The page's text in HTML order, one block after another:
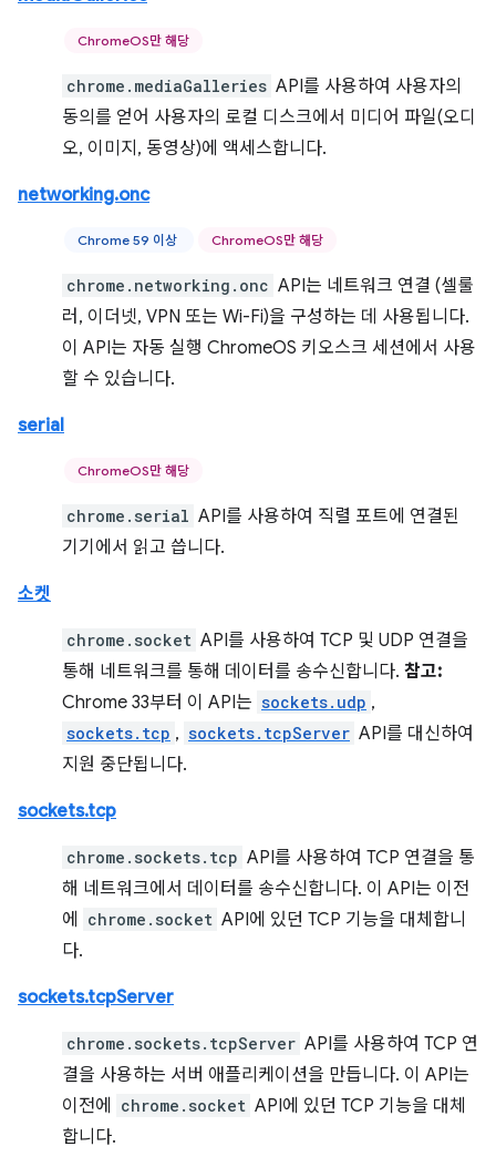
ChromeOS만 해당
chrome.mediaGalleries API를 사용하여 사용자의
동의를 얻어 사용자의 로컬 디스크에서 미디어 파일(오디
오, 이미지, 동영상)에 액세스합니다.
networking.onc
Chrome 59 이상 ChromeOS만 해당
chrome.networking.onc API는 네트워크 연결 (셀룰
러, 이더넷, VPN 또는 Wi-Fi)을 구성하는 데 사용됩니다.
이 API는 자동 실행 ChromeOS 키오스크 세션에서 사용
할 수 있습니다.
serial
ChromeOS만 해당
chrome.serial API를 사용하여 직렬 포트에 연결된
기기에서 읽고 씁니다.
소켓
chrome.socket API를 사용하여 TCP 및 UDP 연결을
통해 네트워크를 통해 데이터를 송수신합니다. 참고:
Chrome 33부터 이 API는 sockets.udp ,
sockets.tcp , sockets.tcpServer API를 대신하여
지원 중단됩니다.
sockets.tcp
chrome.sockets.tcp API를 사용하여 TCP 연결을 통
해 네트워크에서 데이터를 송수신합니다. 이 API는 이전
에
chrome.socket API에 있던 TCP 기능을 대체합니
다.
sockets.tcpServer
chrome.sockets.tcpServer API를 사용하여 TCP 연
결을 사용하는 서버 애플리케이션을 만듭니다. 이 API는
이전에
chrome.socket API에 있던 TCP 기능을 대체
합니다.